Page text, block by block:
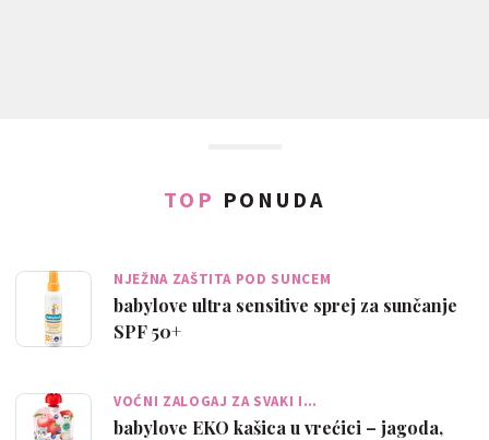
TOP PONUDA
NJEŽNA ZAŠTITA POD SUNCEM
babylove ultra sensitive sprej za sunčanje
SPF 50+
VOĆNI ZALOGAJ ZA SVAKI I…
babylove EKO kašica u vrećici – jagoda,